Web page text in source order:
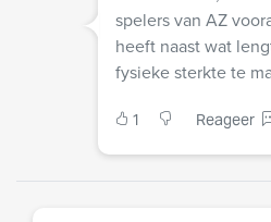
spelers van AZ
heeft naast wat
fysieke sterkte te
1 Reageer